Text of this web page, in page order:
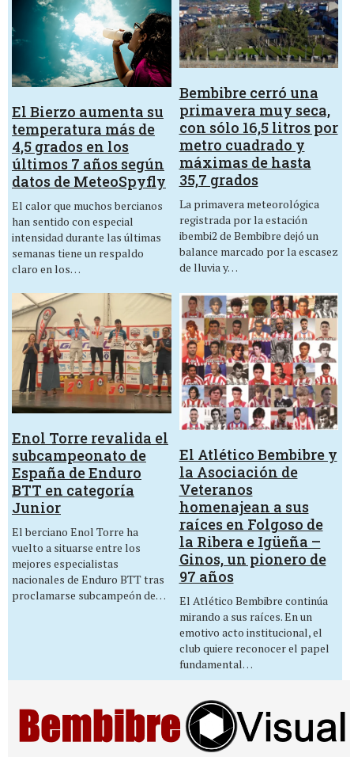
El Bierzo aumenta su
temperatura más de
4,5 grados en los
últimos 7 años según
datos de MeteoSpyfly
El calor que muchos bercianos
han sentido con especial
intensidad durante las últimas
semanas tiene un respaldo
claro en los…
Bembibre cerró una
primavera muy seca,
con sólo 16,5 litros por
metro cuadrado y
máximas de hasta
35,7 grados
La primavera meteorológica
registrada por la estación
ibembi2 de Bembibre dejó un
balance marcado por la escasez
de lluvia y…
Enol Torre revalida el
subcampeonato de
España de Enduro
BTT en categoría
Junior
El berciano Enol Torre ha
vuelto a situarse entre los
mejores especialistas
nacionales de Enduro BTT tras
proclamarse subcampeón de…
El Atlético Bembibre y
la Asociación de
Veteranos
homenajean a sus
raíces en Folgoso de
la Ribera e Igüeña –
Ginos, un pionero de
97 años
El Atlético Bembibre continúa
mirando a sus raíces. En un
emotivo acto institucional, el
club quiere reconocer el papel
fundamental…